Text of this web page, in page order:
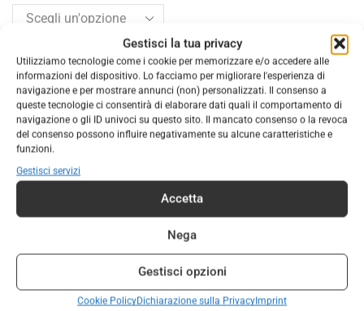
Gestisci la tua privacy
Utilizziamo tecnologie come i cookie per memorizzare e/o accedere alle
informazioni del dispositivo. Lo facciamo per migliorare l'esperienza di
navigazione e per mostrare annunci (non) personalizzati. Il consenso a
queste tecnologie ci consentirà di elaborare dati quali il comportamento di
navigazione o gli ID univoci su questo sito. Il mancato consenso o la revoca
del consenso possono influire negativamente su alcune caratteristiche e
funzioni.
Gestisci servizi
Accetta
Nega
Gestisci opzioni
Cookie PolicyDichiarazione sulla PrivacyImprint
Colore
AGGIUNGI AL CARRELLO
COD:224942
ABBIGLIAMENTO DONNA
Marchio:DARE2B